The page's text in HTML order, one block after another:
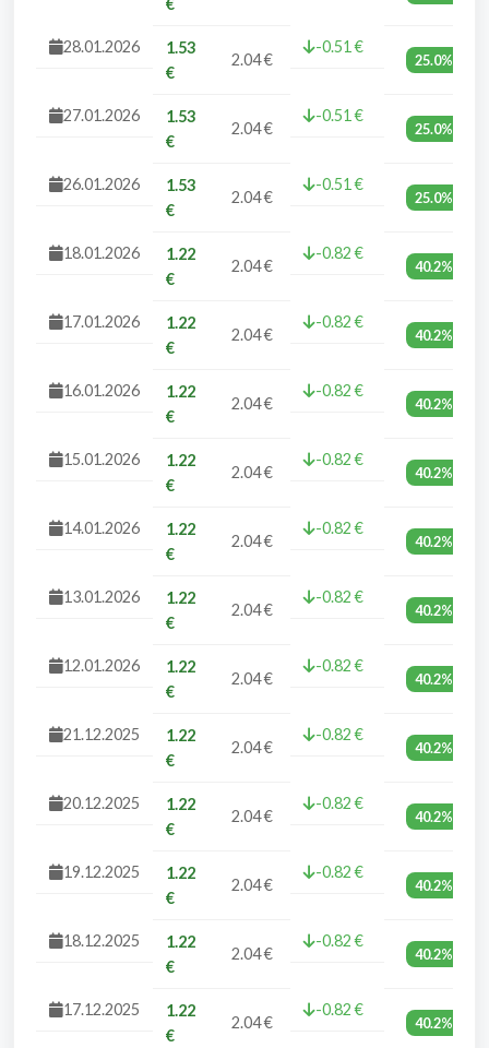
€
28.01.2026
1.53
€
2.04 €
-0.51 €
25.0%
27.01.2026
1.53
€
2.04 €
-0.51 €
25.0%
26.01.2026
1.53
€
2.04 €
-0.51 €
25.0%
18.01.2026
1.22
€
2.04 €
-0.82 €
40.2%
17.01.2026
1.22
€
2.04 €
-0.82 €
40.2%
16.01.2026
1.22
€
2.04 €
-0.82 €
40.2%
15.01.2026
1.22
€
2.04 €
-0.82 €
40.2%
14.01.2026
1.22
€
2.04 €
-0.82 €
40.2%
13.01.2026
1.22
€
2.04 €
-0.82 €
40.2%
12.01.2026
1.22
€
2.04 €
-0.82 €
40.2%
21.12.2025
1.22
€
2.04 €
-0.82 €
40.2%
20.12.2025
1.22
€
2.04 €
-0.82 €
40.2%
19.12.2025
1.22
€
2.04 €
-0.82 €
40.2%
18.12.2025
1.22
€
2.04 €
-0.82 €
40.2%
17.12.2025
1.22
€
2.04 €
-0.82 €
40.2%